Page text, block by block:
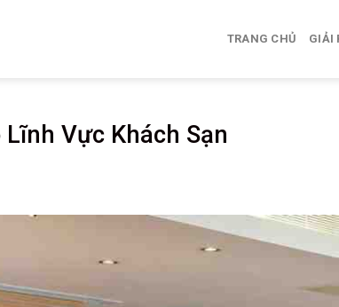
TRANG CHỦ GIẢI
Vực Khách Sạn